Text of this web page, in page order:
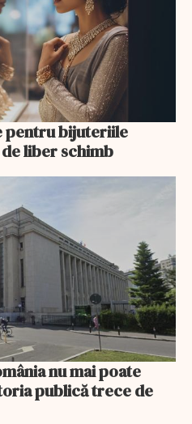
pentru bijuteriile
liber schimb
nu mai poate
publică trece de